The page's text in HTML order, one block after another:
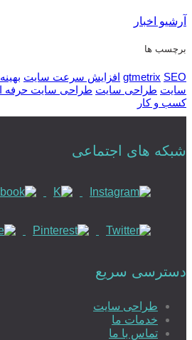
آرشیو اخبار
برچسب ها
gtmetrix SEO افزایش سرعت سایت
سایت طراحی سایت طراحی سایت حرفه
کسب و کار
شبکه های اجتماعی
دسترسی سریع
طراحی سایت
خدمات ما
تماس با ما